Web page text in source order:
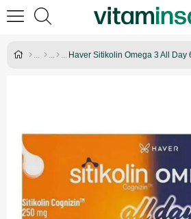
Haver Sitikolin Omega 3 All Day